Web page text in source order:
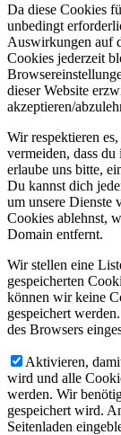
Da diese Cookies
unbedingt
Auswirkungen auf
Cookies jederzeit
dieser Website
akzeptieren/
Wir respektieren
vermeiden, dass
erlaube uns bitte,
Du kannst dich
um unsere Dienste
Cookies ablehnst,
Domain entfernt.
Wir stellen eine
gespeicherten
können wir keine
gespeichert
des Browsers
Aktivieren,
wird und alle
werden. Wir
gespeichert wird.
Seitenladen